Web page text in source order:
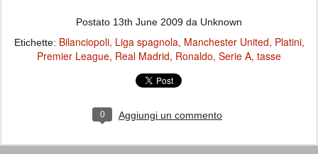
Postato 13th June 2009 da Unknown
Etichette: Bilanciopoli Liga spagnola Manchester United Platini
Premier League Real Madrid Ronaldo Serie A tasse
0 Aggiungi un commento